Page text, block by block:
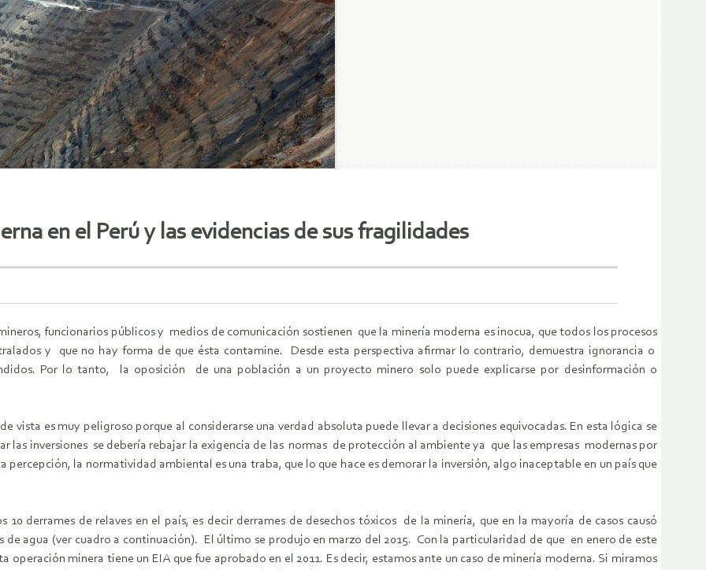
en el Perú y las evidencias de sus fragilidades
funcionarios públicos y medios de comunicación sostienen que la minería moderna es inocua, que todos los procesos
y que no hay forma de que ésta contamine. Desde esta perspectiva afirmar lo contrario, demuestra ignorancia o
Por lo tanto, la oposición de una población a un proyecto minero solo puede explicarse por desinformación o
vista es muy peligroso porque al considerarse una verdad absoluta puede llevar a decisiones equivocadas. En esta lógica se
las inversiones se debería rebajar la exigencia de las normas de protección al ambiente ya que las empresas modernas por
percepción, la normatividad ambiental es una traba, que lo que hace es demorar la inversión, algo inaceptable en un país que
derrames de relaves en el país, es decir derrames de desechos tóxicos de la minería, que en la mayoría de casos causó
agua (ver cuadro a continuación). El último se produjo en marzo del 2015. Con la particularidad de que en enero de este
operación minera tiene un EIA que fue aprobado en el 2011. Es decir, estamos ante un caso de minería moderna. Si miramos